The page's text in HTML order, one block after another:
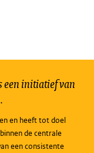
een initiatief van
en heeft tot doel
de centrale
een consistente